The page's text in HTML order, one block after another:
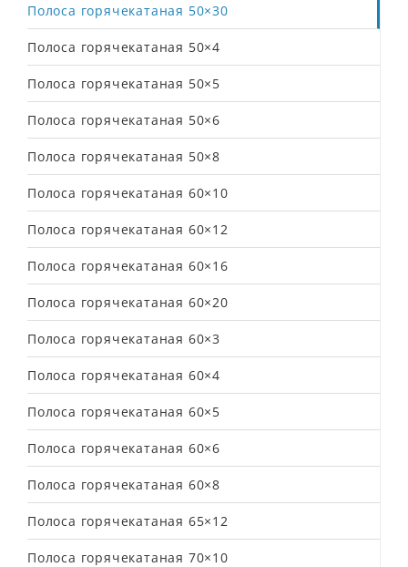
Полоса горячекатаная 50×30
Полоса горячекатаная 50×4
Полоса горячекатаная 50×5
Полоса горячекатаная 50×6
Полоса горячекатаная 50×8
Полоса горячекатаная 60×10
Полоса горячекатаная 60×12
Полоса горячекатаная 60×16
Полоса горячекатаная 60×20
Полоса горячекатаная 60×3
Полоса горячекатаная 60×4
Полоса горячекатаная 60×5
Полоса горячекатаная 60×6
Полоса горячекатаная 60×8
Полоса горячекатаная 65×12
Полоса горячекатаная 70×10